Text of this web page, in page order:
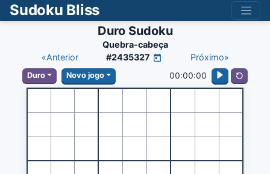
Sudoku Bliss
Duro Sudoku
«Anterior
Quebra-cabeça
#2435327
Próximo»
Duro Novo jogo 00:00:00